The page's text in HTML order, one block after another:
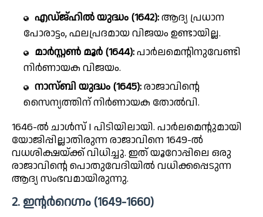
എഡ്ജ്‌ഹിൽ യുദ്ധം (1642):ആദ്യ പ്രധാന
പോരാട്ടം, ഫലപ്രദമായ വിജയം ഉണ്ടായില്ല.
മാർസ്റ്റൺ മൂർ (1644):പാർലമെന്റിനുവേണ്ടി
നിർണായക വിജയം.
നാസ്ബി യുദ്ധം (1645):രാജാവിന്റെ
സൈന്യത്തിന് നിർണായക തോൽവി.
1646-ൽ ചാൾസ് I പിടിയിലായി. പാർലമെന്റുമായി
യോജിപ്പില്ലാതിരുന്ന രാജാവിനെ 1649-ൽ
വധശിക്ഷയ്ക്ക് വിധിച്ചു. ഇത് യൂറോപ്പിലെ ഒരു
രാജാവിന്റെ പൊതുവേദിയിൽ വധിക്കപ്പെടുന്ന
ആദ്യ സംഭവമായിരുന്നു.
2. ഇന്റർറെഗ്നം (1649-1660)